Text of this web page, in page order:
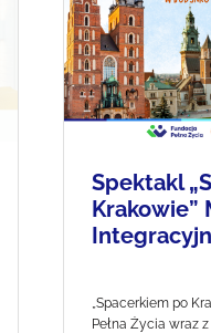
Spektakl
Krakowie”
„Spacerkiem po
Pełna Życia wraz